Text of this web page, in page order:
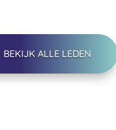
BEKIJK ALLE LEDEN